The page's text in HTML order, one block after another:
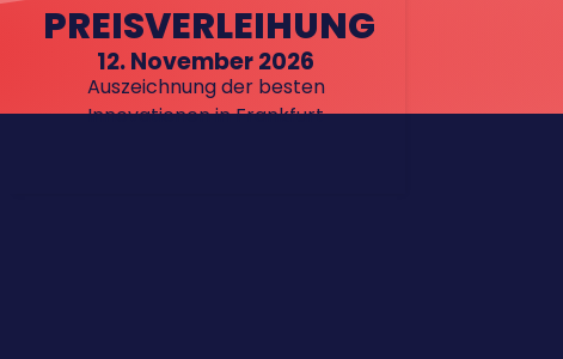
PREISVERLEIHUNG
12. November 2026
Auszeichnung der besten
Innovationen in Frankfurt